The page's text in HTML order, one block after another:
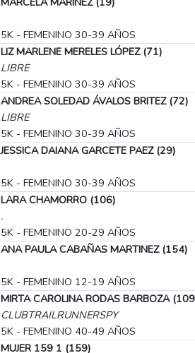
5K - FEMENINO 30-39 AÑOS
LIZ MARLENE MERELES LÓPEZ (71)
LIBRE
5K - FEMENINO 30-39 AÑOS
ANDREA SOLEDAD ÁVALOS BRITEZ (72)
LIBRE
5K - FEMENINO 30-39 AÑOS
JESSICA DAIANA GARCETE PAEZ (29)
5K - FEMENINO 30-39 AÑOS
LARA CHAMORRO (106)
.
5K - FEMENINO 20-29 AÑOS
ANA PAULA CABAÑAS MARTINEZ (154)
5K - FEMENINO 12-19 AÑOS
MIRTA CAROLINA RODAS BARBOZA
CLUBTRAILRUNNERSPY
5K - FEMENINO 40-49 AÑOS
MUJER 159 1 (159)